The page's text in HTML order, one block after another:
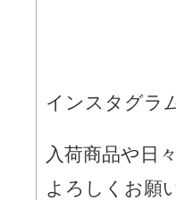
インスタグラ
入荷商品や日
よろしくお願